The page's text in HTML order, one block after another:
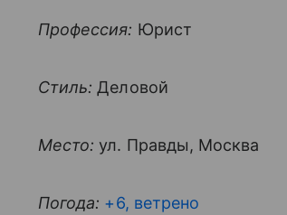
Профессия: Юрист
Стиль: Деловой
Место: ул. Правды, Москва
Погода: +6, ветрено